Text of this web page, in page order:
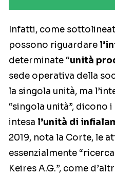
Infatti, come
possono riguardare
determinate “unità
sede operativa della
la singola unità, ma
“singola unità”, dicono
intesa l’unità di
2019, nota la Corte, le
essenzialmente
Keires A.G.”, come